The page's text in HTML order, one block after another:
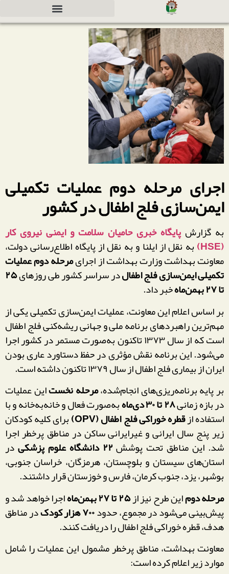
اجرای مرحله دوم عملیات تکمیلی
ایمن‌سازی فلج اطفال در کشور
به گزارش پایگاه خبری حامیان سلامت و ایمنی نیروی کار
(HSE) به نقل از ایلنا و به نقل از پایگاه اطلاع‌رسانی دولت،
معاونت بهداشت وزارت بهداشت از اجرایمرحله دوم عملیات
تکمیلی ایمن‌سازی فلج اطفالدر سراسر کشور طی روزهای۲۵
تا ۲۷ بهمن‌ماه
خبر داد.
بر اساس اعلام این معاونت، عملیات ایمن‌سازی تکمیلی یکی از
مهم‌ترین راهبردهای برنامه ملی و جهانی ریشه‌کنی فلج اطفال
است که از سال ۱۳۷۳ تاکنون به‌صورت مستمر در کشور اجرا
می‌شود. این برنامه نقش مؤثری در حفظ دستاورد عاری بودن
ایران از بیماری فلج اطفال از سال ۱۳۷۹ تاکنون داشته است.
بر پایه برنامه‌ریزی‌های انجام‌شده،مرحله نخستاین عملیات
در بازه زمانی۲۸ تا ۳۰ دی‌ماه به‌صورت فعال و خانه‌به‌خانه و با
استفاده ازقطره خوراکی فلج اطفال (OPV) برای کلیه کودکان
زیر پنج سال ایرانی و غیرایرانی ساکن در مناطق پرخطر اجرا
شد. این مناطق تحت پوشش۲۲ دانشگاه علوم پزشکی در
استان‌های سیستان و بلوچستان، هرمزگان، خراسان جنوبی،
بوشهر، یزد، جنوب کرمان، فارس و خوزستان قرار داشتند.
مرحله دوماین طرح نیز از۲۵ تا ۲۷ بهمن‌ماه اجرا خواهد شد و
پیش‌بینی می‌شود در مجموع، حدود۷۰۰ هزار کودک در مناطق
هدف، قطره خوراکی فلج اطفال را دریافت کنند.
معاونت بهداشت، مناطق پرخطر مشمول این عملیات را شامل
موارد زیر اعلام کرده است: